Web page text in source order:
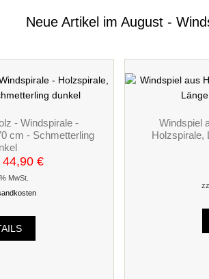
Neue Artikel im August -
- Windspirale -
cm - Schmetterling
44,90 €
MwSt.
Windspiel
Holzspirale,